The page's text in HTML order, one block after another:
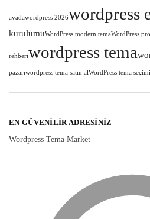
avadawordpress 2026wordpress
kurulumuWordPress modern temaWordPress
rehberiwordpress tema
pazarıwordpress tema satın alWordPress tema seçimi
EN GÜVENILIR ADRESINIZ
Wordpress Tema Market